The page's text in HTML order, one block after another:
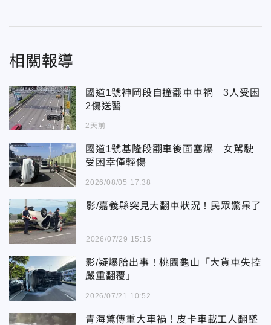
相關報導
國道1號神岡段自撞翻車車禍 3人受困
2傷送醫
2天前
國道1號基隆段翻車後面塞爆 女駕駛
受困幸僅輕傷
2026/08/05 17:38
影/嘉義縣突見大翻車狀況！民眾驚呆了
2026/07/29 15:15
影/疑爆胎出事！桃園龜山「大貨車失控
嚴重翻覆」
2026/07/21 10:52
青海驚傳重大車禍！皮卡車載工人翻墜